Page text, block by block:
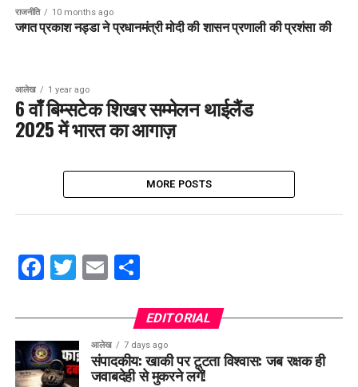
राजनीति 10 months ago
जगत प्रकाश नड्डा ने प्रधानमंत्री मोदी की शासन प्रणाली की प्रशंसा की
आलेख 1 year ago
6 वाँ बिम्सटेक शिखर सम्मेलन थाईलैंड
2025 में भारत का आगाज़
MORE POSTS
Facebook
Twitter
EmailShare
EDITORIAL
आलेख 7 days ago
संपादकीय: खाकी पर टूटता विश्वास: जब रक्षक ही
जवाबदेही से मुकरने लगें!